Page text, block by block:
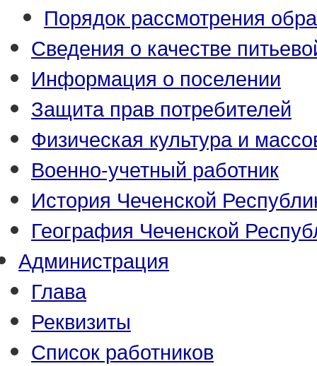
Порядок рассмотрения
Сведения о качестве
Информация о поселении
Защита прав потребителей
Физическая культура и
Военно-учетный работник
История Чеченской
География Чеченской
Администрация
Глава
Реквизиты
Список работников